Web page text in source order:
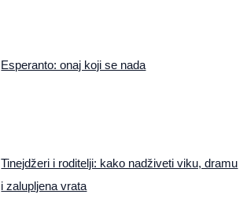
Esperanto: onaj koji se nada
Tinejdžeri i roditelji: kako nadživeti viku, dramu
i zalupljena vrata